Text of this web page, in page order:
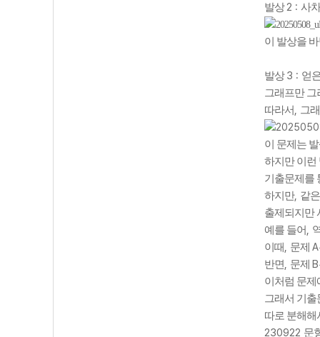
발상2 : 사
이 발상을
발상3 : 얻
그래프만 그
따라서, 그
이 문제는
하지만 이런
기출문제를
하지만, 같
출제되지만
예를 들어,
이때, 문제 A
반면, 문제 B
이처럼 문제
그래서 기
따로 분해해
230922 문